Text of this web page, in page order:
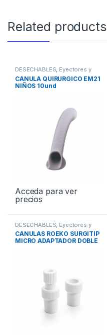
Related products
DESECHABLES Eyectores y
Cánulas
CANULA QUIRURGICO EM21
NIÑOS 10und
Acceda para ver
precios
DESECHABLES Eyectores y
Cánulas
CANULAS ROEKO SURGITIP
MICRO ADAPTADOR DOBLE